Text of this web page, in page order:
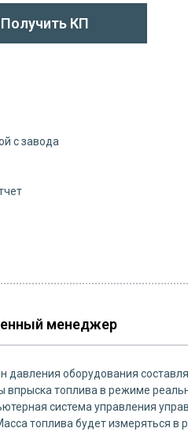
Получить КП
с завода
менеджер
оборудования
впрыска топлива в режиме
система управления
топлива будет измеряться в